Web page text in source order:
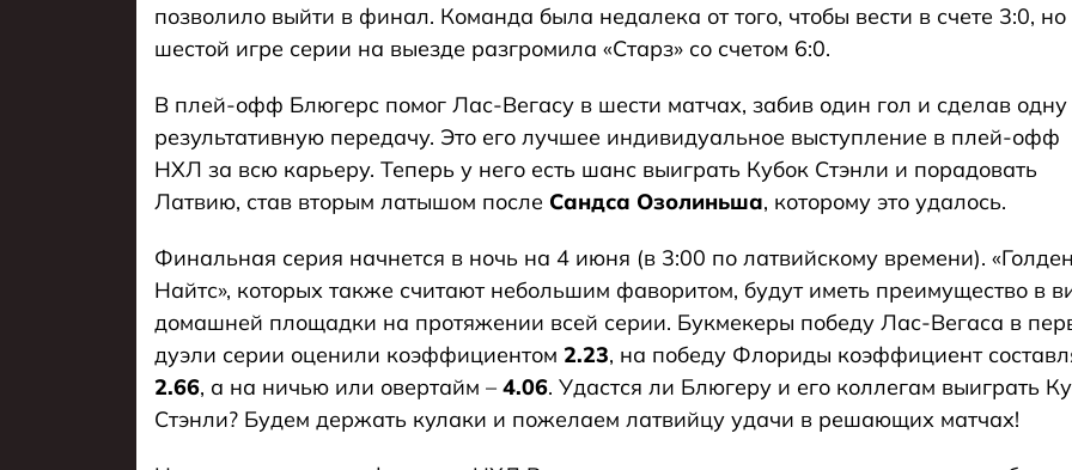
позволило выйти в финал. Команда была недалека от того, чтобы вести в счете 3:0, но
шестой игре серии на выезде разгромила «Старз» со счетом 6:0.
В плей-офф Блюгерс помог Лас-Вегасу в шести матчах, забив один гол и сделав одну
результативную передачу. Это его лучшее индивидуальное выступление в плей-офф
НХЛ за всю карьеру. Теперь у него есть шанс выиграть Кубок Стэнли и порадовать
Латвию, став вторым латышом после Сандса Озолиньша, которому это удалось.
Финальная серия начнется в ночь на 4 июня (в 3:00 по латвийскому времени). «Голден
Найтс», которых также считают небольшим фаворитом, будут иметь преимущество в
домашней площадки на протяжении всей серии. Букмекеры победу Лас-Вегаса в
дуэли серии оценили коэффициентом 2.23, на победу Флориды коэффициент
2.66, а на ничью или овертайм – 4.06. Удастся ли Блюгеру и его коллегам выиграть
Стэнли? Будем держать кулаки и пожелаем латвийцу удачи в решающих матчах!